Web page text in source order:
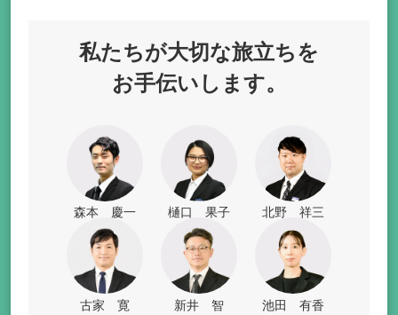
私たちが大切な旅立ちを
お手伝いします。
森本 慶一 樋口 果子 北野 祥三
古家 寛 新井 智 池田 有香